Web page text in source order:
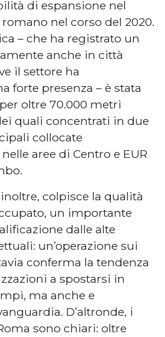
di espansione nel
nel corso del 2020.
– che ha registrato un
anche in città
il settore ha
forte presenza – è stata
oltre 70.000 metri
quali concentrati in due
collocate
aree di Centro e EUR
colpisce la qualità
un importante
dalle alte
un’operazione sui
conferma la tendenza
a spostarsi in
ma anche e
D’altronde, i
sono chiari: oltre